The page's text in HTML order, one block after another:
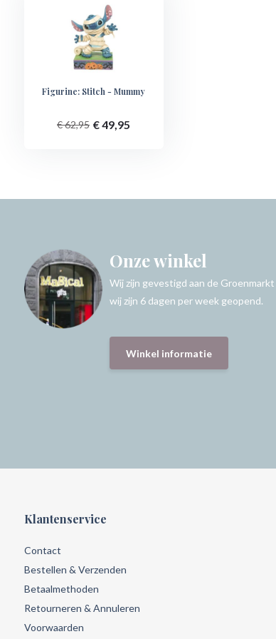
Figurine: Stitch - Mummy
€ 62,95 € 49,95
Onze winkel
Wij zijn gevestigd aan de
wij zijn 6 dagen per week geopend.
Winkel informatie
Klantenservice
Contact
Bestellen & Verzenden
Betaalmethoden
Retourneren & Annuleren
Voorwaarden